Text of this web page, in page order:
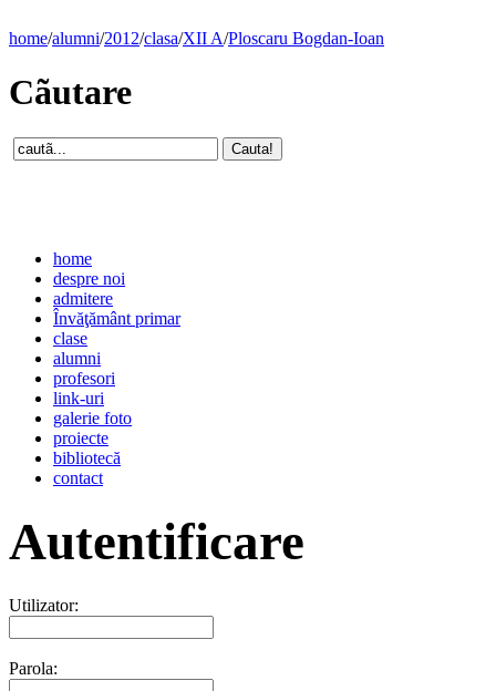
home/alumni/2012/clasa/XII A/Ploscaru Bogdan-Ioan
Cãutare
home
despre noi
admitere
Învăţământ primar
clase
alumni
profesori
link-uri
galerie foto
proiecte
bibliotecă
contact
Autentificare
Utilizator:
Parola: